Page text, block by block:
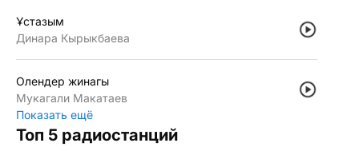
Ұстазым
Динара Кырыкбаева
Олендер жинагы
Мукагали Макатаев
Показать ещё
Топ 5 радиостанций